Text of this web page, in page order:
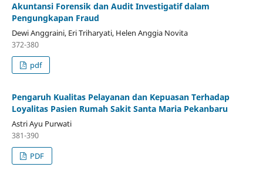
Akuntansi Forensik dan Audit Investigatif dalam
Pengungkapan Fraud
Dewi Anggraini, Eri Triharyati, Helen Anggia Novita
372-380
pdf
Pengaruh Kualitas Pelayanan dan Kepuasan Terhadap
Loyalitas Pasien Rumah Sakit Santa Maria Pekanbaru
Astri Ayu Purwati
381-390
PDF